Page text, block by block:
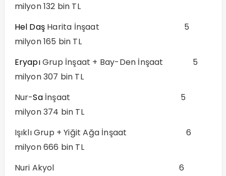
milyon 132 bin TL
Hel DaşHarita İnşaat
5
milyon 165 bin TL
EryapıGrup İnşaat + Bay-Den İnşaat 5
milyon 307 bin TL
Nur-Saİnşaat 5
milyon 374 bin TL
Işıklı Grup + Yiğit Ağa İnşaat 6
milyon 666 bin TL
Nuri Akyol
6